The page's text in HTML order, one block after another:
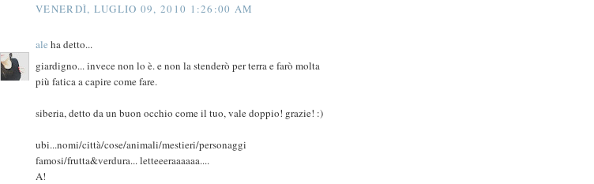
VENERDÌ, LUGLIO 09, 2010 1:26:00 AM
ale ha detto...
giardigno... invece non lo è. e non la stenderò per terra e farò molta
più fatica a capire come fare.
siberia, detto da un buon occhio come il tuo, vale doppio! grazie! :)
ubi...nomi/città/cose/animali/mestieri/personaggi
famosi/frutta&verdura... letteeeraaaaaa....
A!